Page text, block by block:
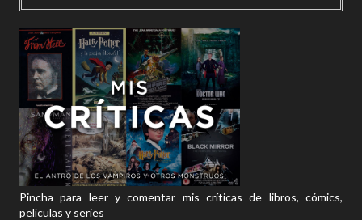
Pincha para leer y comentar mis críticas de libros, cómics,
películas y series